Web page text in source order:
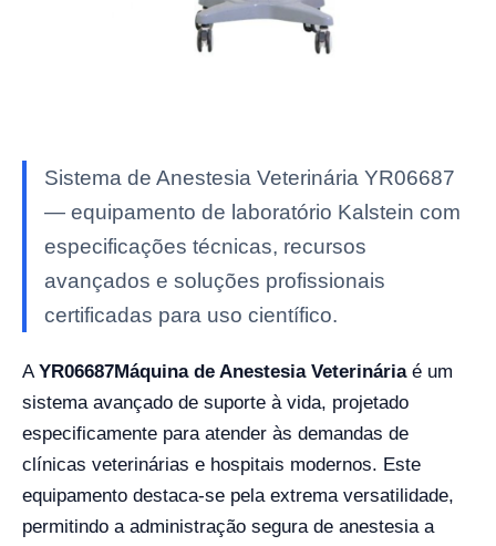
Sistema de Anestesia Veterinária YR06687
— equipamento de laboratório Kalstein com
especificações técnicas, recursos
avançados e soluções profissionais
certificadas para uso científico.
AYR06687Máquina de Anestesia Veterináriaé um
sistema avançado de suporte à vida, projetado
especificamente para atender às demandas de
clínicas veterinárias e hospitais modernos. Este
equipamento destaca-se pela extrema versatilidade,
permitindo a administração segura de anestesia a